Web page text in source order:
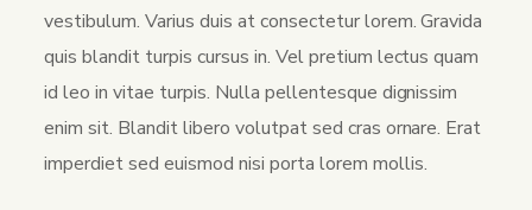
vestibulum. Varius duis at consectetur lorem. Gravida
quis blandit turpis cursus in. Vel pretium lectus quam
id leo in vitae turpis. Nulla pellentesque dignissim
enim sit. Blandit libero volutpat sed cras ornare. Erat
imperdiet sed euismod nisi porta lorem mollis.